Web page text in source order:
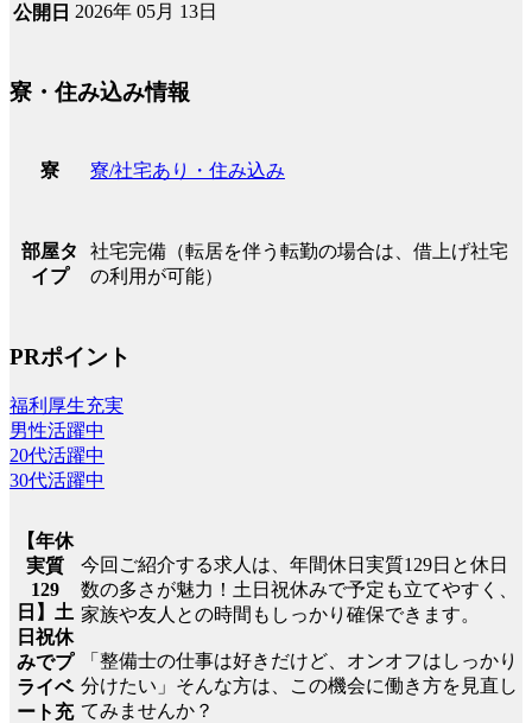
公開日 2026年 05月 13日
寮・住み込み情報
寮 寮/社宅あり・住み込み
部屋タ
イプ
社宅完備（転居を伴う転勤の場合は、借上げ社宅
の利用が可能）
PRポイント
福利厚生充実
男性活躍中
20代活躍中
30代活躍中
【年休
実質
129
日】土
日祝休
みでプ
ライベ
ート充
今回ご紹介する求人は、年間休日実質129日と休日
数の多さが魅力！土日祝休みで予定も立てやすく、
家族や友人との時間もしっかり確保できます。
「整備士の仕事は好きだけど、オンオフはしっかり
分けたい」そんな方は、この機会に働き方を見直し
てみませんか？